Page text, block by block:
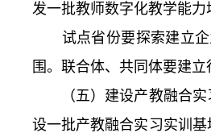
发一批教师数字化教学能
试点省份要探索建立企
围。联合体、共同体要建
（五）建设产教融合实习
设一批产教融合实习实训